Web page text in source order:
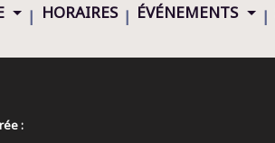
| HORAIRES | ÉVÉNEMENTS |
: